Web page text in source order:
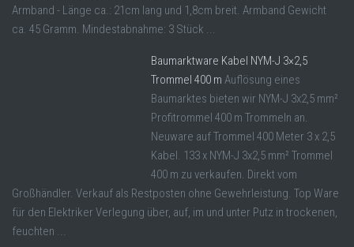
Armband - Länge ca.: 21cm lang und 1,8cm breit. Armband Gewicht
ca. 45 Gramm. Mindestabnahme: 3 Stück ...
Baumarktware Kabel NYM-J 3×2,5
Trommel 400 m Auflösung eines
Baumarktes bieten wir NYM-J 3x2,5 mm²
Profitrommel 400 m Trommeln an.
Neuware auf Trommel 400 Meter 3 x 2,5
Kabel. 133 x NYM-J 3x2,5 mm² Trommel
400 m zu verkaufen. Direkt vom
Großhändler. Verkauf als Restposten ohne Gewehrleistung. Top Ware
für den Elektriker Verlegung über, auf, im und unter Putz in trockenen,
feuchten ...